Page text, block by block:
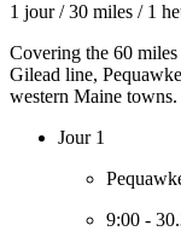
1 jour/30 miles / 1
Covering the 60
Gilead line,
western Maine towns.
Jour 1
9:00 -